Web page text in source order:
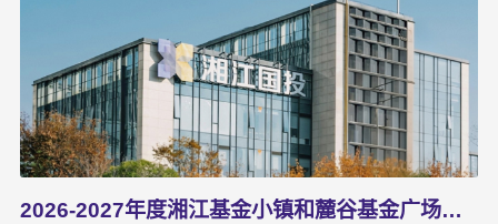
2026-2027年度湘江基金小镇和麓谷基金广场电子屏技术维护服务成交结果公告